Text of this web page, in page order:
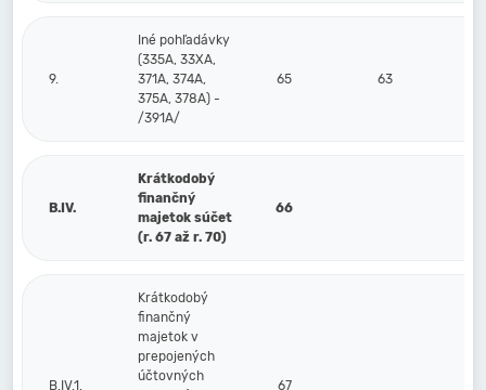
9.
Iné pohľadávky
(335A, 33XA,
371A, 374A,
375A, 378A) -
/391A/
65 63
B.IV.
Krátkodobý
finančný
majetok súčet
(r. 67 až r. 70)
66
B.IV.1.
Krátkodobý
finančný
majetok v
prepojených
účtovných
67